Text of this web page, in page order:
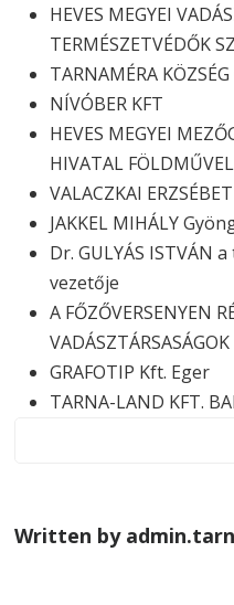
HEVES MEGYEI
TERMÉSZETVÉDŐK
TARNAMÉRA
NÍVÓBER KFT
HEVES MEGYEI
HIVATAL
VALACZKAI
JAKKEL MIHÁLY
Dr. GULYÁS ISTVÁN
vezetője
A FŐZŐVERSENYEN
VADÁSZTÁRSASÁGOK
GRAFOTIP Kft. Eger
TARNA-LAND KFT.
Written by